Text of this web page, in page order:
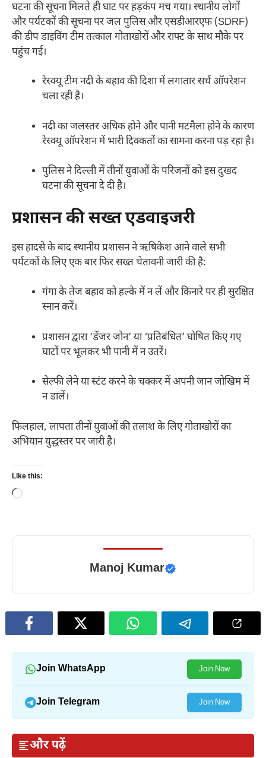
घटना की सूचना मिलते ही घाट पर हड़कंप मच गया। स्थानीय लोगों
और पर्यटकों की सूचना पर जल पुलिस और एसडीआरएफ (SDRF)
की डीप डाइविंग टीम तत्काल गोताखोरों और राफ्ट के साथ मौके पर
पहुंच गई।
रेस्क्यू टीम नदी के बहाव की दिशा में लगातार सर्च ऑपरेशन
चला रही है।
नदी का जलस्तर अधिक होने और पानी मटमैला होने के कारण
रेस्क्यू ऑपरेशन में भारी दिक्कतों का सामना करना पड़ रहा है।
पुलिस ने दिल्ली में तीनों युवाओं के परिजनों को इस दुखद
घटना की सूचना दे दी है।
प्रशासन की सख्त एडवाइजरी
इस हादसे के बाद स्थानीय प्रशासन ने ऋषिकेश आने वाले सभी
पर्यटकों के लिए एक बार फिर सख्त चेतावनी जारी की है:
गंगा के तेज बहाव को हल्के में न लें और किनारे पर ही सुरक्षित
स्नान करें।
प्रशासन द्वारा ‘डेंजर जोन’ या ‘प्रतिबंधित’ घोषित किए गए
घाटों पर भूलकर भी पानी में न उतरें।
सेल्फी लेने या स्टंट करने के चक्कर में अपनी जान जोखिम में
न डालें।
फिलहाल, लापता तीनों युवाओं की तलाश के लिए गोताखोरों का
अभियान युद्धस्तर पर जारी है।
Like this:
Loading…
Manoj Kumar
Join WhatsApp Join Now
Join Telegram Join Now
और पढ़ें